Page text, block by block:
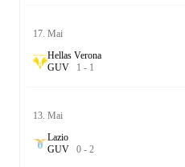
17. Mai
Hellas Verona
GUV 1 - 1
13. Mai
Lazio
GUV 0 - 2